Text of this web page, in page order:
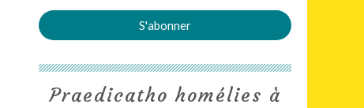
Praedicatho homélies à